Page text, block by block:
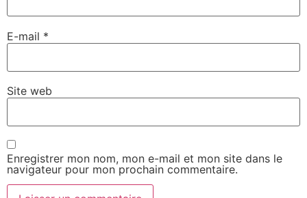
E-mail *
Site web
Enregistrer mon nom, mon e-mail et mon site dans le
navigateur pour mon prochain commentaire.